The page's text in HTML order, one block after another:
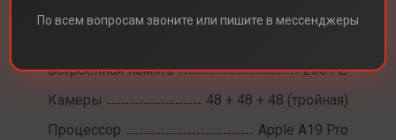
Встроенная память
256 ГБ
Камеры
48 + 48 + 48 (тройная)
Процессор
Apple A19 Pro
По всем вопросам звоните или пишите в мессенджеры